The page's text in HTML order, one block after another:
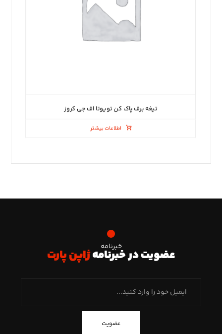
تیغه برف پاک کن تویوتا اف جی کروز
اطلاعات بیشتر
خبرنامه
عضویت در خبرنامهژاپن پارت
عضویت